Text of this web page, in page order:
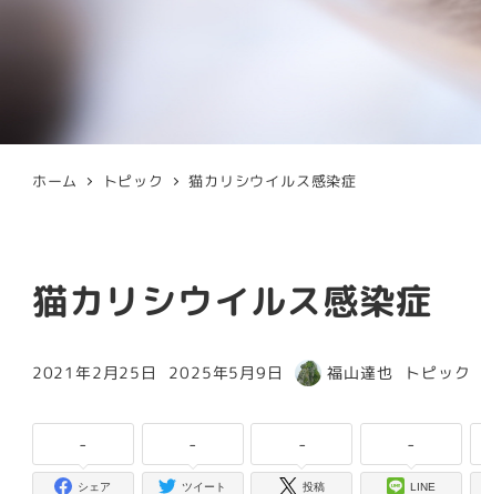
ホーム トピック 猫カリシウイルス感染症
猫カリシウイルス感染症
投稿日
2021年2月25日
更新日
2025年5月9日
著
福山達也 カテゴリ
トピック
-
シェア
-
ツイート
-
投稿
-
LINE